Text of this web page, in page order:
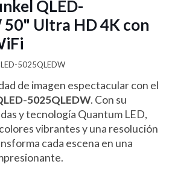
QLED-
50" Ultra HD 4K con
5025QLEDW
de imagen espectacular con el
5025QLEDW. Con su
y tecnología Quantum LED,
vibrantes y una resolución
cada escena en una